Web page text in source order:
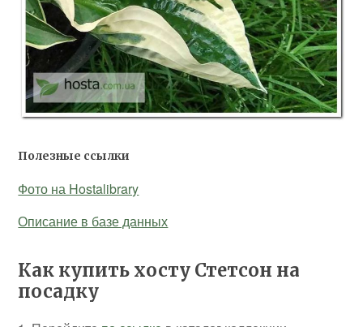
Полезные ссылки
Фото на Hostalibrary
Описание в базе данных
Как купить хосту Стетсон на
посадку